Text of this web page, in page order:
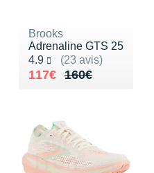
Brooks
Adrenaline GTS 25
4.9
(23 avis)
Noté 4.9 sur 5
160€
Au lieu de 160€
117€
Vendu 117€
Reebok
Salomon
Scarpa